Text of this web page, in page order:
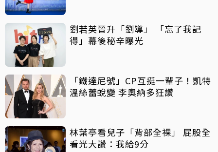
劉若英晉升「劉導」 「忘了我記
得」幕後秘辛曝光
「鐵達尼號」CP互挺一輩子！凱特
溫絲蕾蛻變 李奧納多狂讚
林葉亭看兒子「背部全裸」 屁股全
看光大讚：我給9分